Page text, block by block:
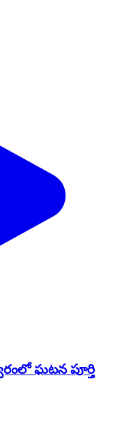
ఘటన పూర్తి